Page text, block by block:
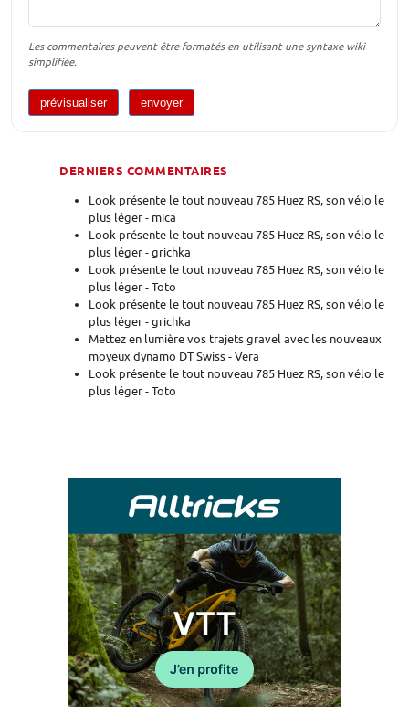
Les commentaires peuvent être formatés en utilisant une syntaxe wiki
simplifiée.
DERNIERS COMMENTAIRES
Look présente le tout nouveau 785 Huez RS, son vélo le
plus léger - mica
Look présente le tout nouveau 785 Huez RS, son vélo le
plus léger - grichka
Look présente le tout nouveau 785 Huez RS, son vélo le
plus léger - Toto
Look présente le tout nouveau 785 Huez RS, son vélo le
plus léger - grichka
Mettez en lumière vos trajets gravel avec les nouveaux
moyeux dynamo DT Swiss - Vera
Look présente le tout nouveau 785 Huez RS, son vélo le
plus léger - Toto